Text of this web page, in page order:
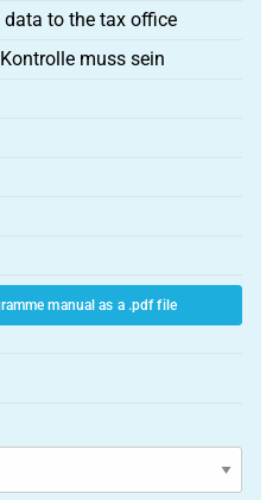
to the tax office
muss sein
manual as a .pdf file